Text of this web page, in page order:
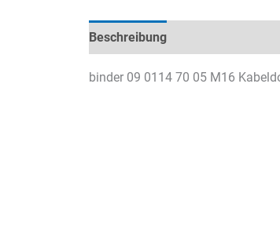
Beschreibung
binder 09 0114 70 05 M16